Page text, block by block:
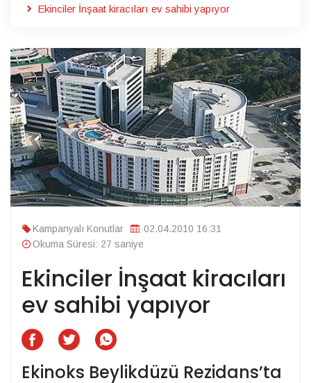
Ekinciler İnşaat kiracıları ev sahibi yapıyor
Kampanyalı Konutlar
02.04.2010 16:31
Okuma Süresi: 27 saniye
Ekinciler İnşaat kiracıları
ev sahibi yapıyor
Ekinoks Beylikdüzü Rezidans’ta